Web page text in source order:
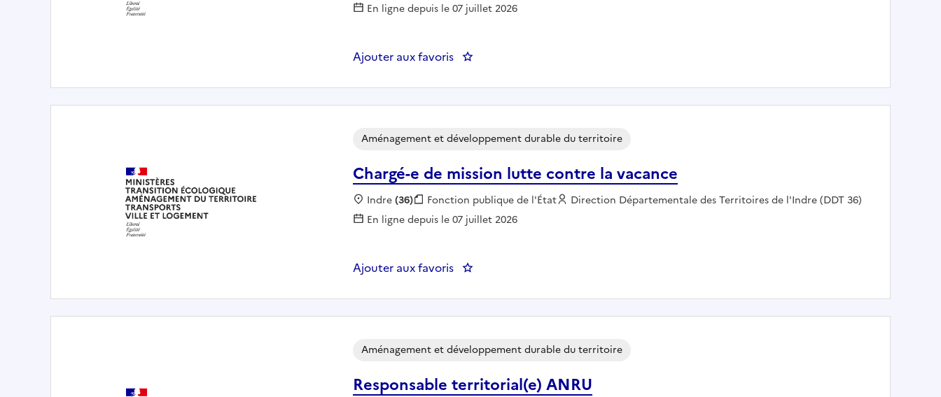
En ligne depuis le 07 juillet 2026
Ajouter aux favoris : Adjoint au chef du service d'appui aux équipements collectifs
Chargé-e de mission lutte contre la vacance
Aménagement et développement durable du territoire
Localisation :
Indre(36) Fonction publique :
Fonction publique de l'État Employeur :
Direction Départementale des Territoires de l'Indre (DDT 36)
En ligne depuis le 07 juillet 2026
Ajouter aux favoris : Chargé-e de mission lutte contre la vacance
Responsable territorial(e) ANRU
Aménagement et développement durable du territoire